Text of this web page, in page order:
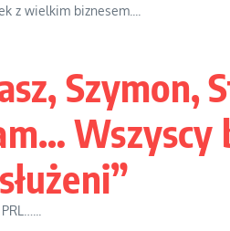
z wielkim biznesem....
Szymon,
Wszyscy